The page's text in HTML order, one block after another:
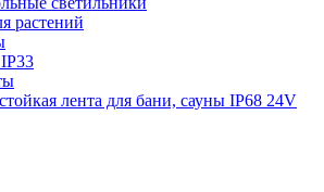
растений
лента для бани, сауны IP68 24V